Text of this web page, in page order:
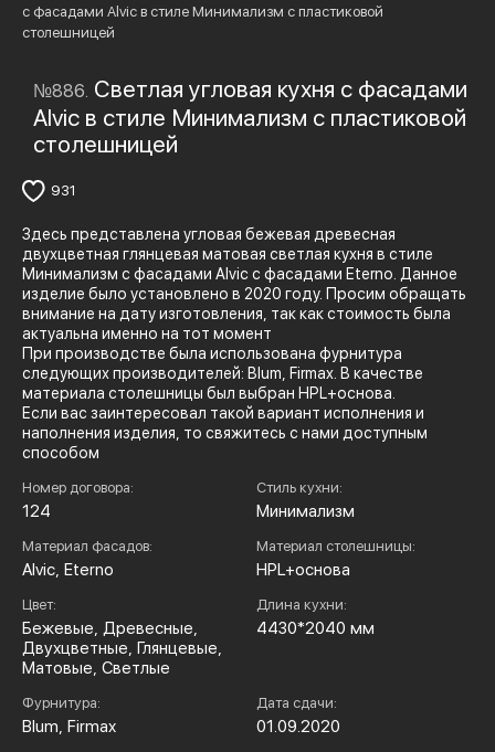
с фасадами Alvic в стиле Минимализм с пластиковой
столешницей
№886. Светлая угловая кухня с фасадами
Alvic в стиле Минимализм с пластиковой
столешницей
931
Здесь представлена угловая бежевая древесная
двухцветная глянцевая матовая светлая кухня в стиле
Минимализм с фасадами Alvic с фасадами Eterno. Данное
изделие было установлено в 2020 году. Просим обращать
внимание на дату изготовления, так как стоимость была
актуальна именно на тот момент
При производстве была использована фурнитура
следующих производителей: Blum, Firmax. В качестве
материала столешницы был выбран HPL+основа.
Если вас заинтересовал такой вариант исполнения и
наполнения изделия, то свяжитесь с нами доступным
способом
Номер договора:
124
Стиль кухни:
Минимализм
Материал фасадов:
Alvic, Eterno
Материал столешницы:
HPL+основа
Цвет:
Бежевые, Древесные,
Двухцветные, Глянцевые,
Матовые, Светлые
Длина кухни:
4430*2040 мм
Фурнитура:
Blum, Firmax
Дата сдачи:
01.09.2020